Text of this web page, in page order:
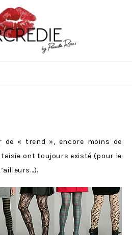
de « trend », encore moins de
ont toujours existé (pour le